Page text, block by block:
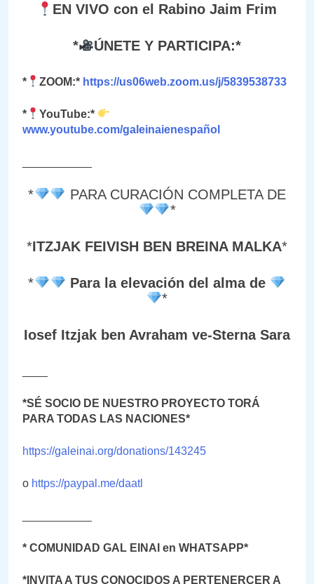
EN VIVO con el Rabino Jaim Frim
* ÚNETE Y PARTICIPA:*
* ZOOM:* https://us06web.zoom.us/j/5839538733
*
YouTube:*
www.youtube.com/galeinaienespañol
*
PARA CURACIÓN COMPLETA DE
*
*ITZJAK FEIVISH BEN BREINA MALKA*
*
Para la elevación del alma de
*
Iosef Itzjak ben Avraham ve-Sterna Sara
*SÉ SOCIO DE NUESTRO PROYECTO TORÁ
PARA TODAS LAS NACIONES*
https://galeinai.org/donations/143245
o https://paypal.me/daatl
* COMUNIDAD GAL EINAI en WHATSAPP*
*INVITA A TUS CONOCIDOS A PERTENERCER A